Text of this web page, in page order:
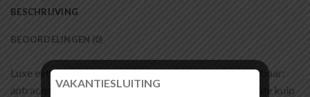
BESCHRIJVING
BEOORDELINGEN (0)
Luxe eetkamer stoel Floria is in 4 trendy kleuren leverbaar:
antraciet, cognac, moss en liver. Door de voorgevormde kuip
VAKANTIESLUITING